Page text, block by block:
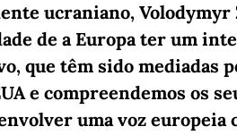
ucraniano,
de a Europa ter um
que têm sido mediadas
e compreendemos os
uma voz europeia